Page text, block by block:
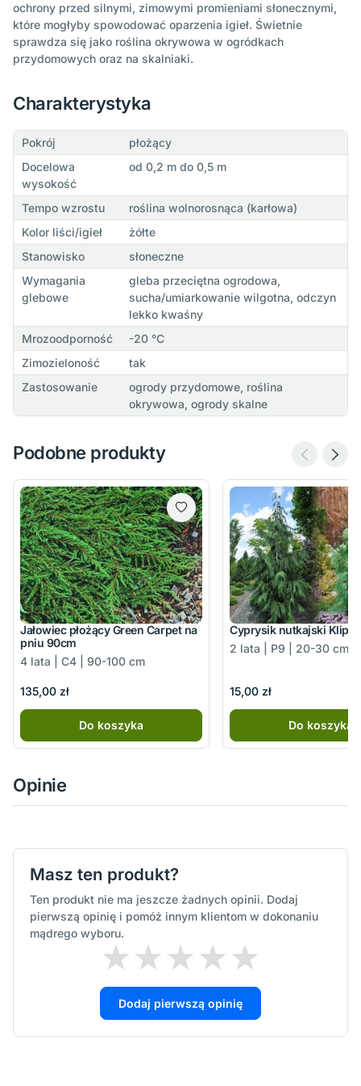
ochrony przed silnymi, zimowymi promieniami słonecznymi,
które mogłyby spowodować oparzenia igieł. Świetnie
sprawdza się jako roślina okrywowa w ogródkach
przydomowych oraz na skalniaki.
Charakterystyka
Pokrój
płożący
Docelowa
wysokość
od 0,2 m do 0,5 m
Tempo wzrostu
roślina wolnorosnąca (karłowa)
Kolor liści/igieł
żółte
Stanowisko
słoneczne
Wymagania
glebowe
gleba przeciętna ogrodowa,
sucha/umiarkowanie wilgotna, odczyn
lekko kwaśny
Mrozoodporność
-20 °C
Zimozieloność
tak
Zastosowanie
ogrody przydomowe, roślina
okrywowa, ogrody skalne
Podobne produkty
Jałowiec płożący Green Carpet na
pniu 90cm
4 lata | C4 | 90-100 cm
135,00 zł
Do koszyka
Cyprysik nutkajski
2 lata | P9 | 20-30 cm
15,00 zł
Do koszyka
Opinie
Masz ten produkt?
Ten produkt nie ma jeszcze żadnych opinii. Dodaj
pierwszą opinię i pomóż innym klientom w dokonaniu
mądrego wyboru.
Dodaj pierwszą opinię